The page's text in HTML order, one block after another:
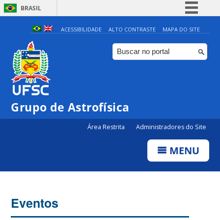
BRASIL
Simplifique!
Comunica BR
Participe
ACESSIBILIDADE ALTO CONTRASTE MAPA DO SITE
Grupo de Astrofísica
Área Restrita Administradores do Site
MENU
Eventos